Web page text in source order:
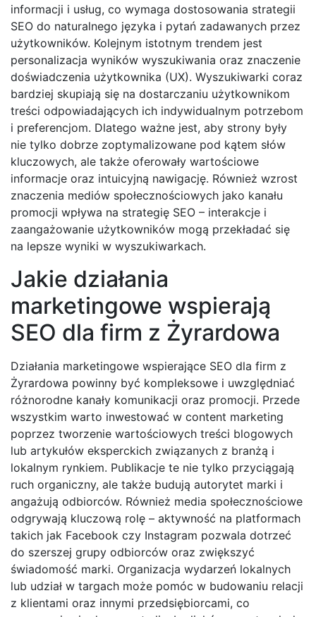
informacji i usług, co wymaga dostosowania strategii
SEO do naturalnego języka i pytań zadawanych przez
użytkowników. Kolejnym istotnym trendem jest
personalizacja wyników wyszukiwania oraz znaczenie
doświadczenia użytkownika (UX). Wyszukiwarki coraz
bardziej skupiają się na dostarczaniu użytkownikom
treści odpowiadających ich indywidualnym potrzebom
i preferencjom. Dlatego ważne jest, aby strony były
nie tylko dobrze zoptymalizowane pod kątem słów
kluczowych, ale także oferowały wartościowe
informacje oraz intuicyjną nawigację. Również wzrost
znaczenia mediów społecznościowych jako kanału
promocji wpływa na strategię SEO – interakcje i
zaangażowanie użytkowników mogą przekładać się
na lepsze wyniki w wyszukiwarkach.
Jakie działania
marketingowe wspierają
SEO dla firm z Żyrardowa
Działania marketingowe wspierające SEO dla firm z
Żyrardowa powinny być kompleksowe i uwzględniać
różnorodne kanały komunikacji oraz promocji. Przede
wszystkim warto inwestować w content marketing
poprzez tworzenie wartościowych treści blogowych
lub artykułów eksperckich związanych z branżą i
lokalnym rynkiem. Publikacje te nie tylko przyciągają
ruch organiczny, ale także budują autorytet marki i
angażują odbiorców. Również media społecznościowe
odgrywają kluczową rolę – aktywność na platformach
takich jak Facebook czy Instagram pozwala dotrzeć
do szerszej grupy odbiorców oraz zwiększyć
świadomość marki. Organizacja wydarzeń lokalnych
lub udział w targach może pomóc w budowaniu relacji
z klientami oraz innymi przedsiębiorcami, co